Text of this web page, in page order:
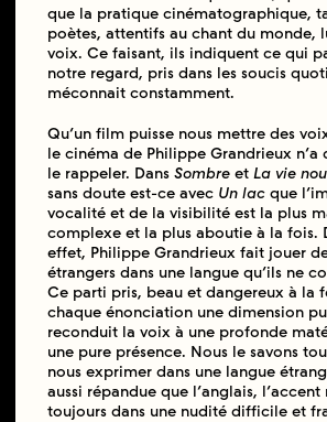
que la pratique cinématographique,
poètes, attentifs au chant du monde,
voix. Ce faisant, ils indiquent ce qui
notre regard, pris dans les soucis
méconnait constamment.
Qu’un film puisse nous mettre des
le cinéma de Philippe Grandrieux n’a
le rappeler. Dans Sombreet La vie
sans doute est-ce avec Un lacque
vocalité et de la visibilité est la plus
complexe et la plus aboutie à la fois.
effet, Philippe Grandrieux fait jouer
étrangers dans une langue qu’ils ne
Ce parti pris, beau et dangereux à la
chaque énonciation une dimension
reconduit la voix à une profonde
une pure présence. Nous le savons
nous exprimer dans une langue
aussi répandue que l’anglais,
toujours dans une nudité difficile et